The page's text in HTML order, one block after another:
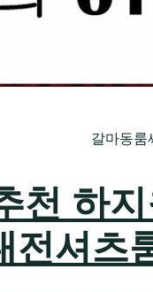
갈마동룸
천 하
전셔츠